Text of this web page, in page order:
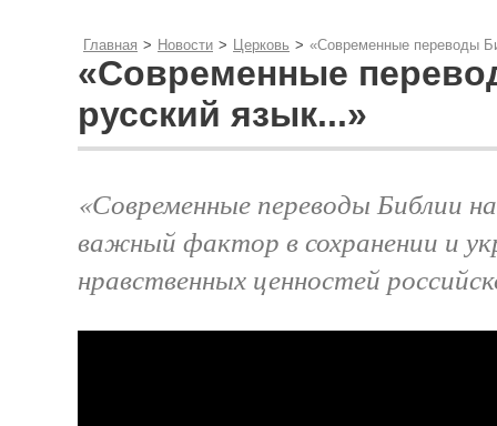
Главная > Новости > Церковь > «Современные переводы
«Современные
русский язык...»
«Современные переводы Библии
важный фактор в сохранении и
нравственных ценностей